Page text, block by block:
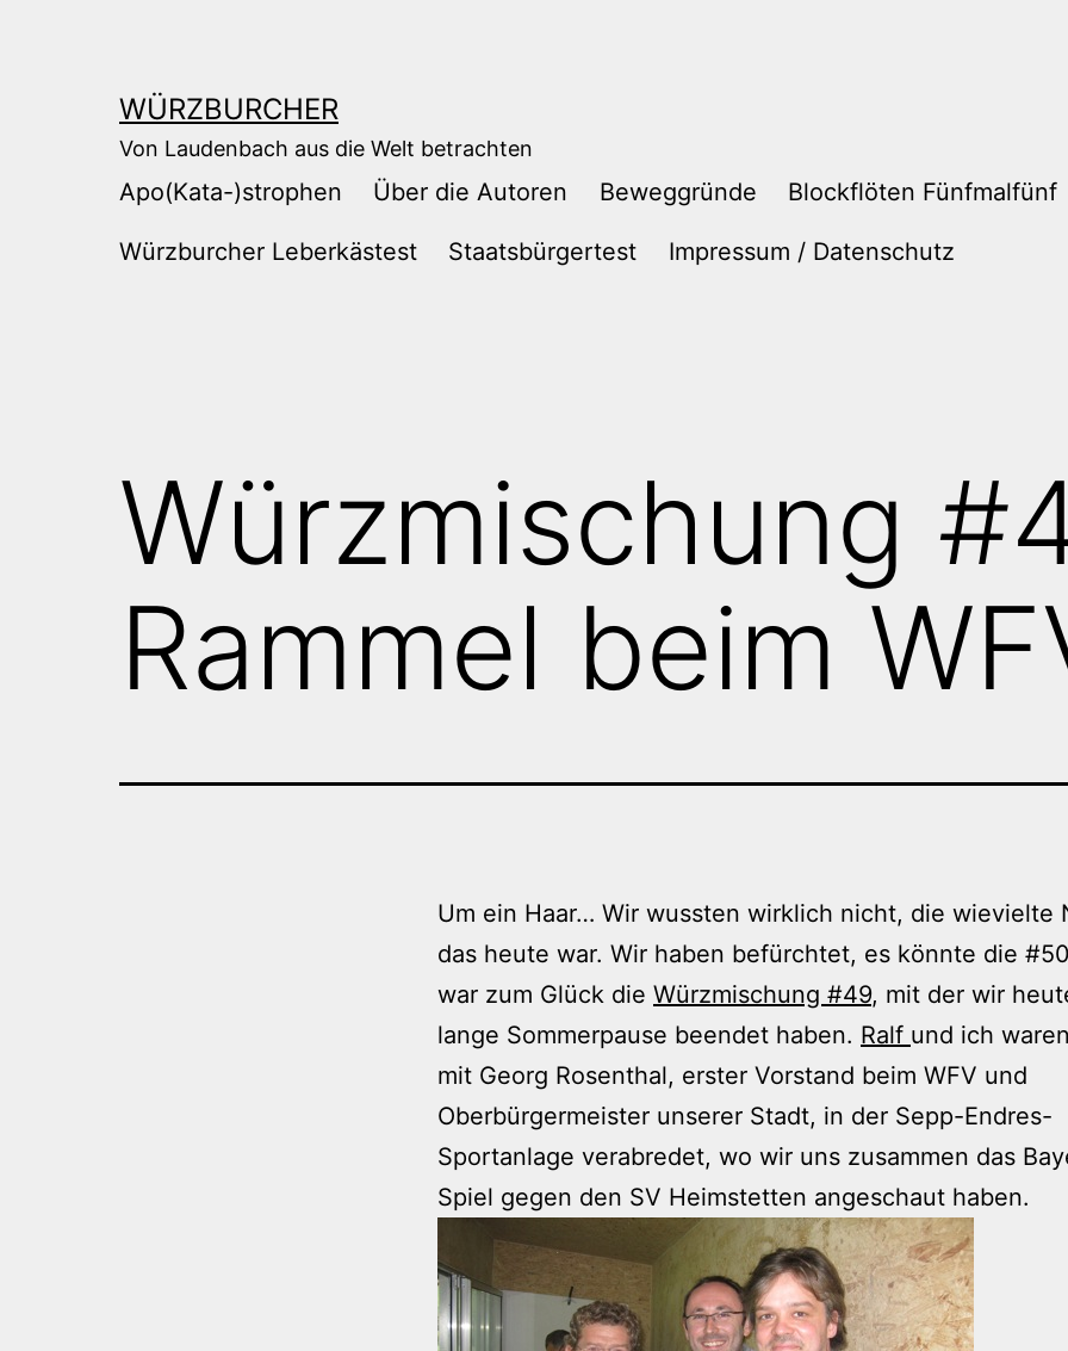
WÜRZBURCHER
Von Laudenbach aus die Welt betrachten
Apo(Kata-)strophen Über die Autoren Beweggründe Blockflöten Fünfmalfünf
Würzburcher Leberkästest Staatsbürgertest Impressum / Datenschutz
Würzmischung
Rammel beim
Um ein Haar… Wir wussten wirklich nicht, die wievielte
das heute war. Wir haben befürchtet, es könnte die
war zum Glück die Würzmischung #49, mit der wir
lange Sommerpause beendet haben. Ralf und ich
mit Georg Rosenthal, erster Vorstand beim WFV und
Oberbürgermeister unserer Stadt, in der Sepp-Endres-
Sportanlage verabredet, wo wir uns zusammen das
Spiel gegen den SV Heimstetten angeschaut haben.